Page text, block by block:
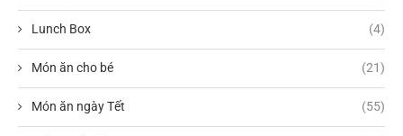
Lunch Box (4)
Món ăn cho bé (21)
Món ăn ngày Tết (55)